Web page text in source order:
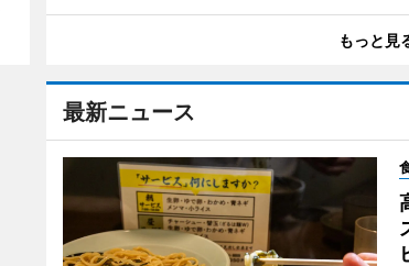
もっと見
最新ニュース